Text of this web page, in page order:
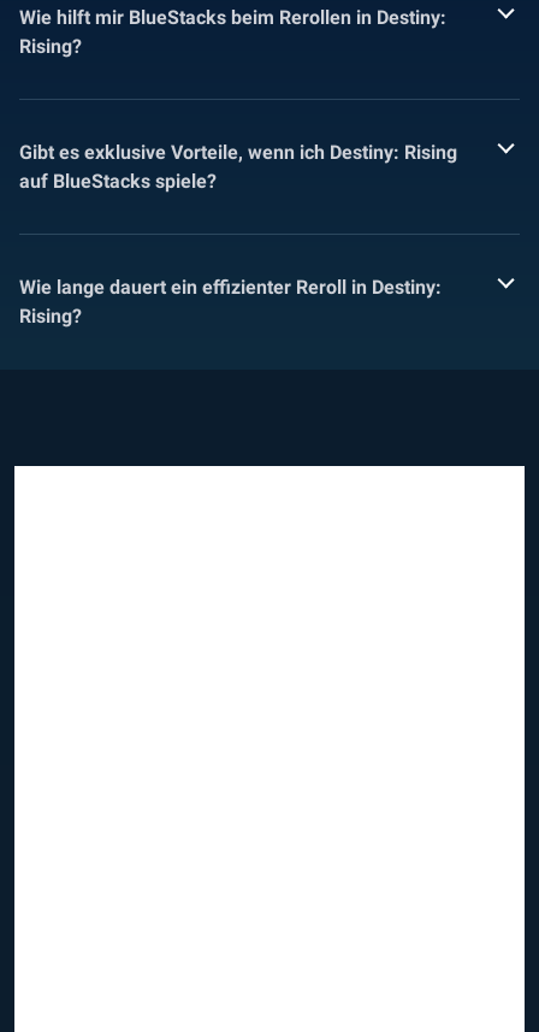
Wie hilft mir BlueStacks beim Rerollen in Destiny:
Rising?
Gibt es exklusive Vorteile, wenn ich Destiny: Rising
auf BlueStacks spiele?
Wie lange dauert ein effizienter Reroll in Destiny:
Rising?